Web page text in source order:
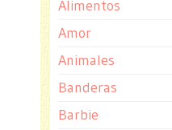
Alimentos
Amor
Animales
Banderas
Barbie